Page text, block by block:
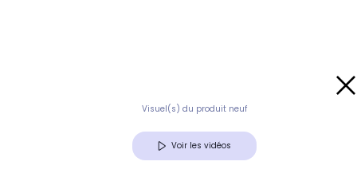
Visuel(s) du produit neuf
Voir les vidéos